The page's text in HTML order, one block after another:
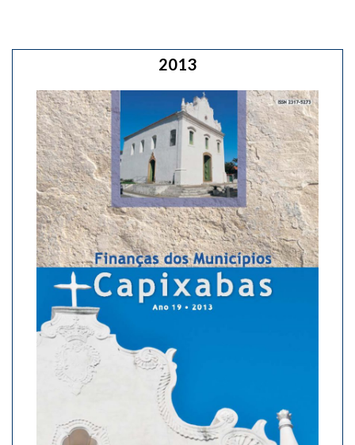
2013